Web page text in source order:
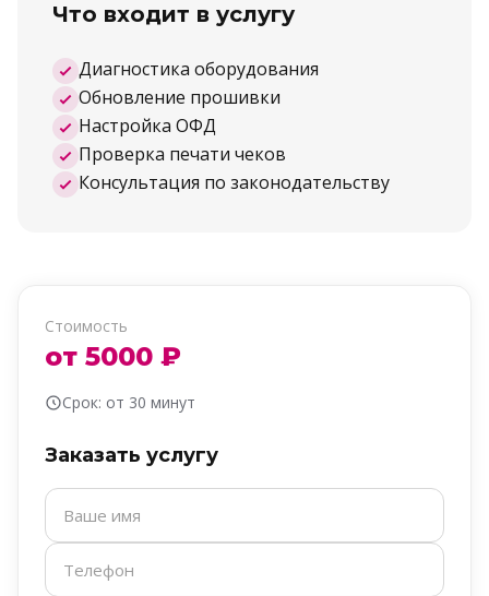
Что входит в услугу
Диагностика оборудования
Обновление прошивки
Настройка ОФД
Проверка печати чеков
Консультация по законодательству
Стоимость
от 5000 ₽
Срок: от 30 минут
Заказать услугу